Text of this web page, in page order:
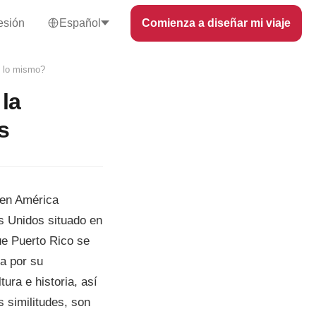
Español Comienza a diseñar mi viaje
lo mismo?
América
Unidos situado en
Puerto Rico se
por su
e historia, así
similitudes, son